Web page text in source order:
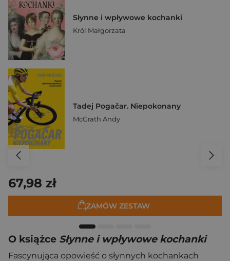
Słynne i wpływowe kochanki
Król Małgorzata
Tadej Pogačar. Niepokonany
McGrath Andy
67,98 zł
ZAMÓW ZESTAW
O książce Słynne i wpływowe kochanki
Fascynująca opowieść o słynnych kochankach